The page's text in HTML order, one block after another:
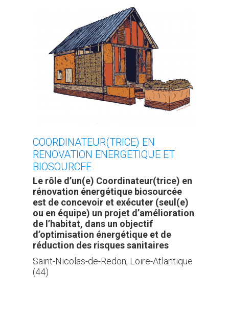
COORDINATEUR(TRICE) EN
RENOVATION ENERGETIQUE ET
BIOSOURCEE
Le rôle d’un(e) Coordinateur(trice) en
rénovation énergétique biosourcée
est de concevoir et exécuter (seul(e)
ou en équipe) un projet d’amélioration
de l’habitat, dans un objectif
d’optimisation énergétique et de
réduction des risques sanitaires
Saint-Nicolas-de-Redon, Loire-Atlantique
(44)